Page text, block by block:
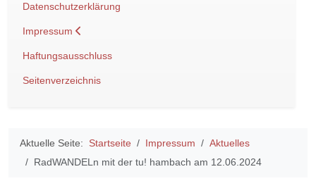
Datenschutzerklärung
Impressum
Haftungsausschluss
Seitenverzeichnis
Aktuelle Seite: Startseite Impressum
Aktuelles
RadWANDELn mit der tu! hambach am 12.06.2024